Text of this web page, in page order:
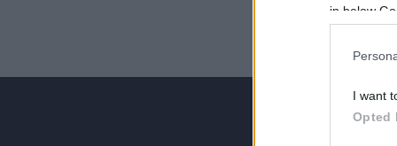
in below
I want
Opted